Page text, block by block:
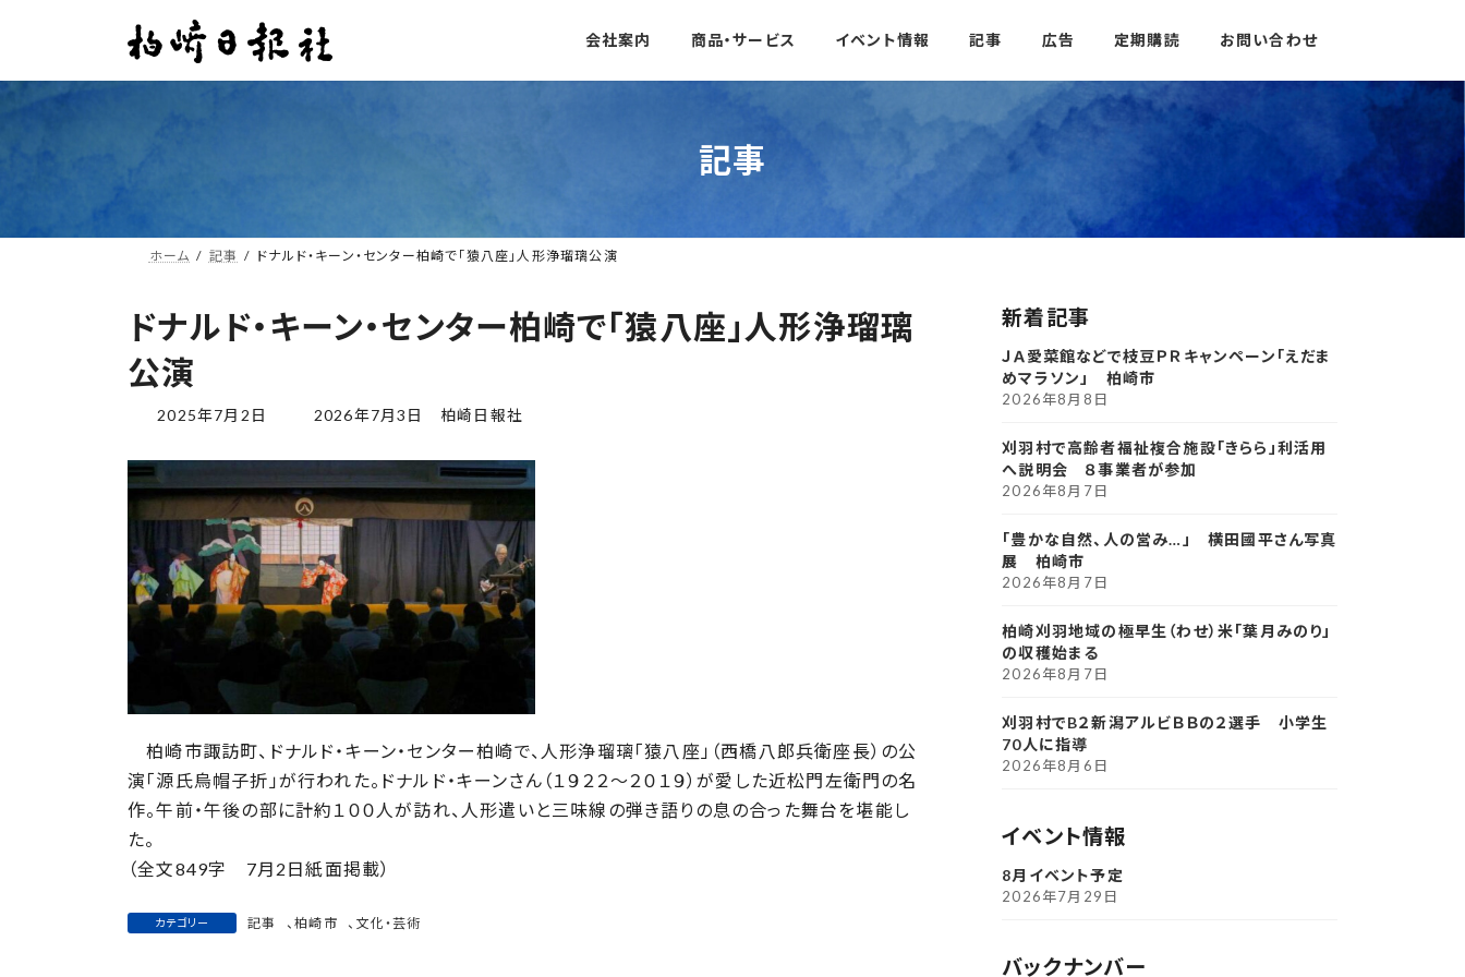
ン
ー
会社案内 商品・サービス イベント情報 記事 広告 定期購読 お問い合わせ
記事
ホーム 記事 ドナルド・キーン・センター柏崎で「猿八座」人形浄瑠璃公演
ドナルド・キーン・センター柏崎で「猿八座」人形浄瑠璃
公演
2025年7月2日
最
更
日
時
2026年7月3日 柏崎日報社
柏崎市諏訪町、ドナルド・キーン・センター柏崎で、人形浄瑠璃「猿八座」（西橋八郎兵衛座長）の公
演「源氏烏帽子折」が行われた。ドナルド・キーンさん（１９２２～２０１９）が愛した近松門左衛門の名
作。午前・午後の部に計約１００人が訪れ、人形遣いと三味線の弾き語りの息の合った舞台を堪能し
た。
（全文849字 7月2日紙面掲載）
カテゴリー 記事 、柏崎市 、 文化・芸術
新着記事
ＪＡ愛菜館などで枝豆ＰＲキャンペーン「えだま
めマラソン」 柏崎市
2026年8月8日
刈羽村で高齢者福祉複合施設「きらら」利活用
へ説明会 ８事業者が参加
2026年8月7日
「豊かな自然、人の営み…」 横田國平さん写真
展 柏崎市
2026年8月7日
柏崎刈羽地域の極早生（わせ）米「葉月みのり」
の収穫始まる
2026年8月7日
刈羽村でB２新潟アルビＢＢの２選手 小学生
70人に指導
2026年8月6日
イベント情報
8月イベント予定
2026年7月29日
バックナンバー